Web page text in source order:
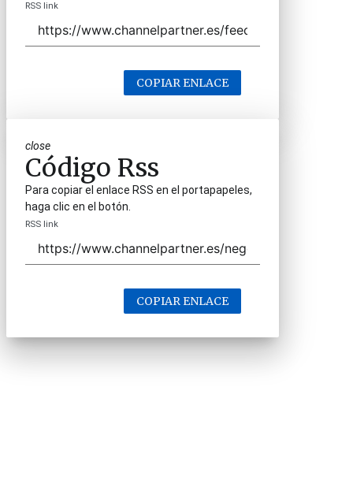
RSS link
COPIAR ENLACE
close
Código Rss
Para copiar el enlace RSS en el portapapeles,
haga clic en el botón.
RSS link
COPIAR ENLACE